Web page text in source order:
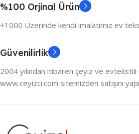
%100 Orjinal Ürün
+1000 Üzerinde kendi imalatımız ev
Güvenilirlik
2004 yılından itibaren çeyiz ve evtekstili
www.ceyizci.com sitemizden satışını